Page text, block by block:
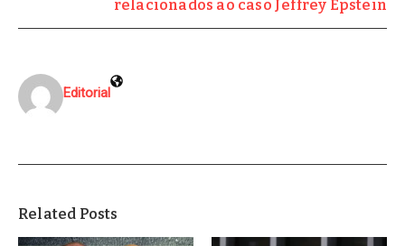
relacionados ao caso Jeffrey Epstein
Editorial
Related Posts